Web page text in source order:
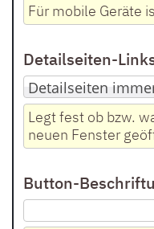
Für mobile Geräte
Detailseiten-
Legt fest ob bzw.
neuen Fenster
Button-